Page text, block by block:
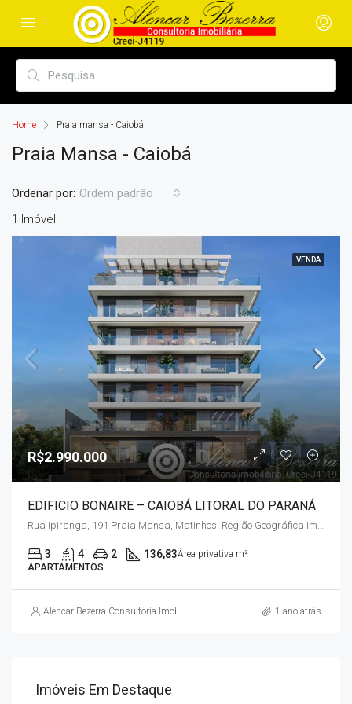
Home Praia mansa - Caiobá
Praia Mansa - Caiobá
1 Imóvel
Ordenar por: Ordem padrão
VENDA
R$2.990.000
EDIFICIO BONAIRE – CAIOBÁ LITORAL DO PARANÁ
3 4 2 136,83Área privativa m²
APARTAMENTOS
Alencar Bezerra Consultoria Imobiliária 1 ano atrás
Imóveis Em Destaque